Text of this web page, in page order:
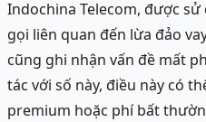
Indochina Telecom, được
gọi liên quan đến lừa đảo
cũng ghi nhận vấn đề mất
tác với số này, điều này có
premium hoặc phí bất